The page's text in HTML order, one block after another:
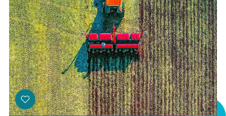
Mana programma